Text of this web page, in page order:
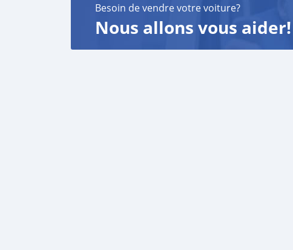
Besoin de vendre votre voiture?
Nous allons vous aider!